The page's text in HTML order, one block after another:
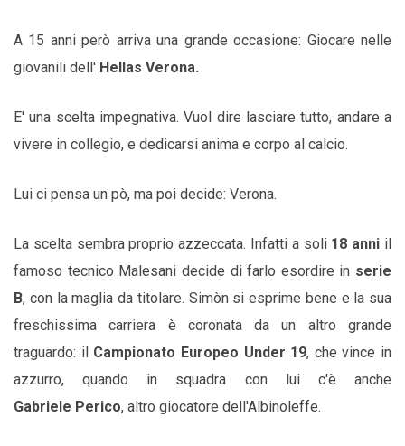
A 15 anni però arriva una grande occasione: Giocare nelle
giovanili dell' Hellas Verona.
E' una scelta impegnativa. Vuol dire lasciare tutto, andare a
vivere in collegio, e dedicarsi anima e corpo al calcio.
Lui ci pensa un pò, ma poi decide: Verona.
La scelta sembra proprio azzeccata. Infatti a soli 18 anni il
famoso tecnico Malesani decide di farlo esordire in serie
B, con la maglia da titolare. Simòn si esprime bene e la sua
freschissima carriera è coronata da un altro grande
traguardo: il Campionato Europeo Under 19, che vince in
azzurro, quando in squadra con lui c'è anche
Gabriele Perico, altro giocatore dell'Albinoleffe.